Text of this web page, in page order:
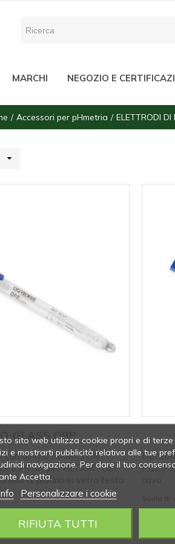
MARCHI NEGOZIO E
Accessori per pHmetria ELETTRODI DI

GLASS ORP
combinato HAMILTON
ORP per REDOX , con
di platino in vetro testa
mV
(° C): -10÷100
:
sito web utilizza cookie propri e di
e mostrarti pubblicità relativa alle tue
navigazione. Per dare il tuo
Accetta.
Personalizzare i cookie
RIFIUTA TUTTI